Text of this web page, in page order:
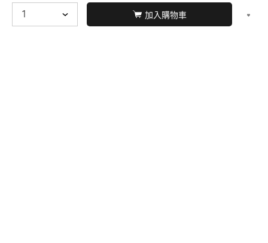
加入購物車
© BERNARD 2021 WEBDESIGN